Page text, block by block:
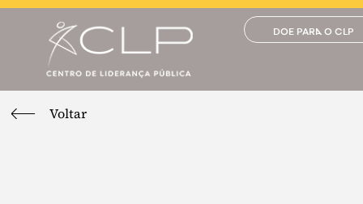
DOE PARA O CLP
Voltar